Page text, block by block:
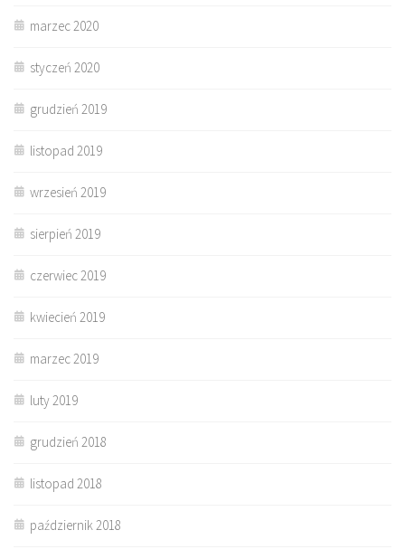
marzec 2020
styczeń 2020
grudzień 2019
listopad 2019
wrzesień 2019
sierpień 2019
czerwiec 2019
kwiecień 2019
marzec 2019
luty 2019
grudzień 2018
listopad 2018
październik 2018